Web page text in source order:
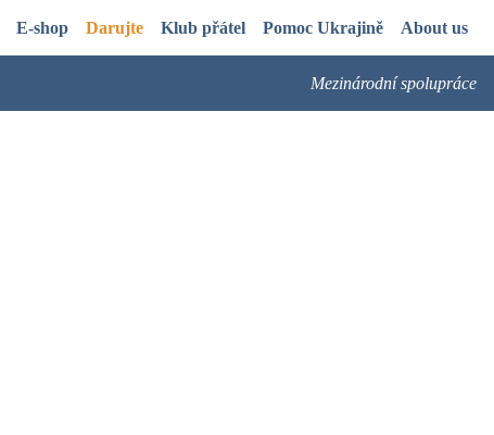
E-shop Darujte Klub přátel Pomoc Ukrajině About us
Mezinárodní spolupráce